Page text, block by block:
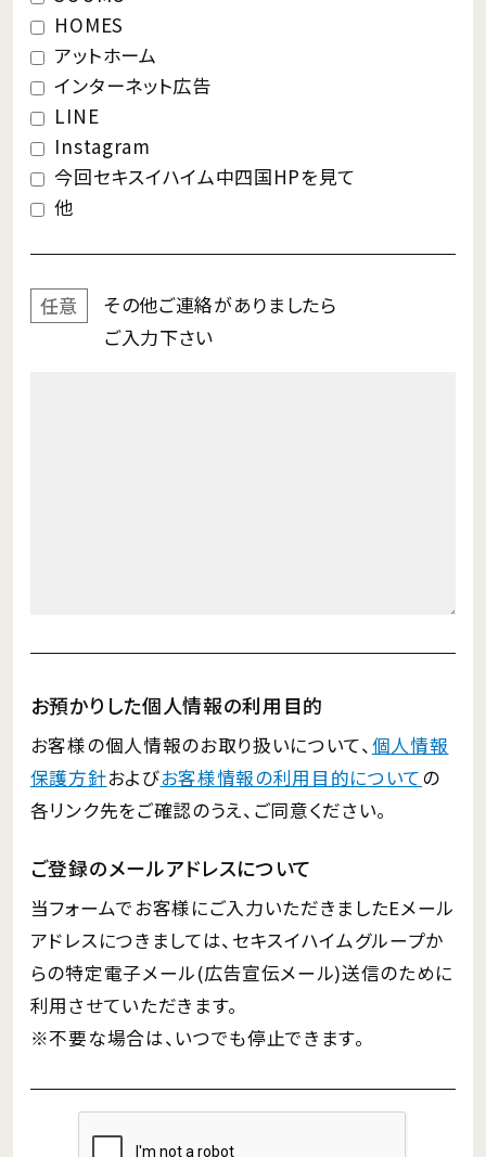
HOMES
アットホーム
インターネット広告
LINE
Instagram
今回セキスイハイム中四国HPを見て
他
任意 その他ご連絡がありましたら
ご入力下さい
お預かりした個人情報の利用目的
お客様の個人情報のお取り扱いについて、個人情報
保護方針およびお客様情報の利用目的についての
各リンク先をご確認のうえ、ご同意ください。
ご登録のメールアドレスについて
当フォームでお客様にご入力いただきましたEメール
アドレスにつきましては、セキスイハイムグループか
らの特定電子メール(広告宣伝メール)送信のために
利用させていただきます。
※不要な場合は、いつでも停止できます。